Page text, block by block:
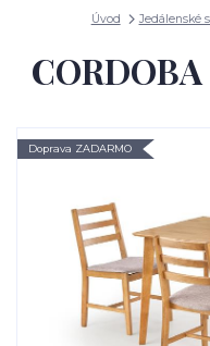
Úvod Jedálenské
Doprava ZADARMO